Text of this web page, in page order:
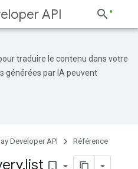
API
traduire le contenu dans votre
générées par IA peuvent
Developer API Référence
.list bookmark_border